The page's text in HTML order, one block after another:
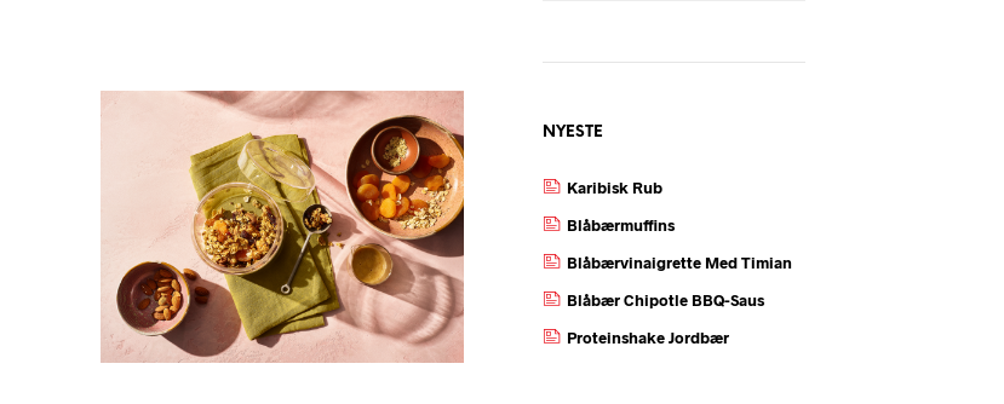
NYESTE
Karibisk Rub
Blåbærmuffins
Blåbærvinaigrette Med Timian
Blåbær Chipotle BBQ-Saus
Proteinshake Jordbær